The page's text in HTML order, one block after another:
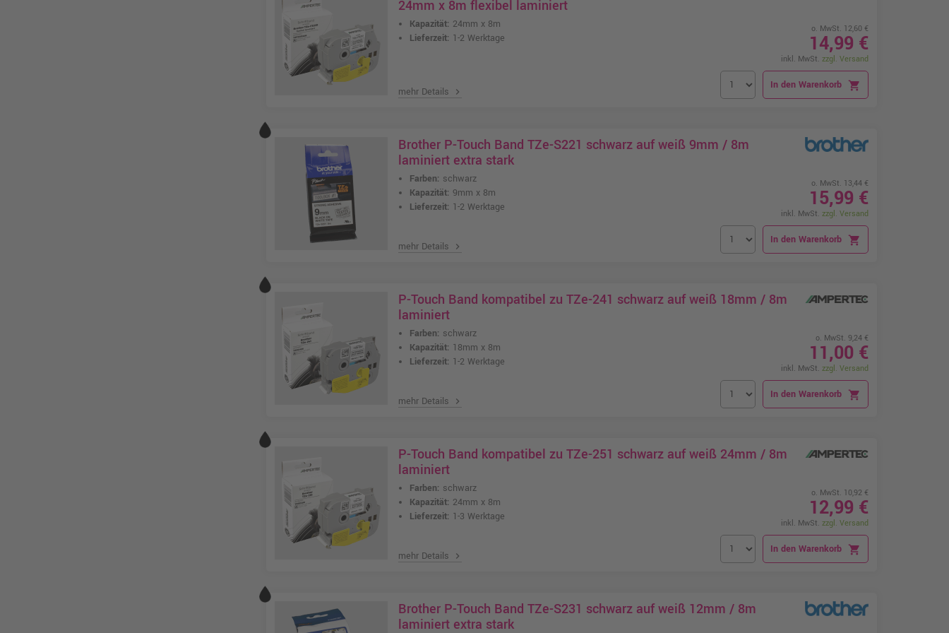
24mm x 8m flexibel laminiert
Kapazität: 24mm x 8m
Lieferzeit: 1-2 Werktage
mehr Details chevron_right
o. MwSt. 12,60 €
14,99 €
inkl. MwSt. zzgl. Versand
In den Warenkorb shopping_cart
Brother P-Touch Band TZe-S221 schwarz auf weiß 9mm / 8m
laminiert extra stark
Farben: schwarz
Kapazität: 9mm x 8m
Lieferzeit: 1-2 Werktage
mehr Details chevron_right
o. MwSt. 13,44 €
15,99 €
inkl. MwSt. zzgl. Versand
In den Warenkorb shopping_cart
P-Touch Band kompatibel zu TZe-241 schwarz auf weiß 18mm / 8m
laminiert
Farben: schwarz
Kapazität: 18mm x 8m
Lieferzeit: 1-2 Werktage
mehr Details chevron_right
o. MwSt. 9,24 €
11,00 €
inkl. MwSt. zzgl. Versand
In den Warenkorb shopping_cart
P-Touch Band kompatibel zu TZe-251 schwarz auf weiß 24mm / 8m
laminiert
Farben: schwarz
Kapazität: 24mm x 8m
Lieferzeit: 1-3 Werktage
mehr Details chevron_right
o. MwSt. 10,92 €
12,99 €
inkl. MwSt. zzgl. Versand
In den Warenkorb shopping_cart
Brother P-Touch Band TZe-S231 schwarz auf weiß 12mm / 8m
laminiert extra stark